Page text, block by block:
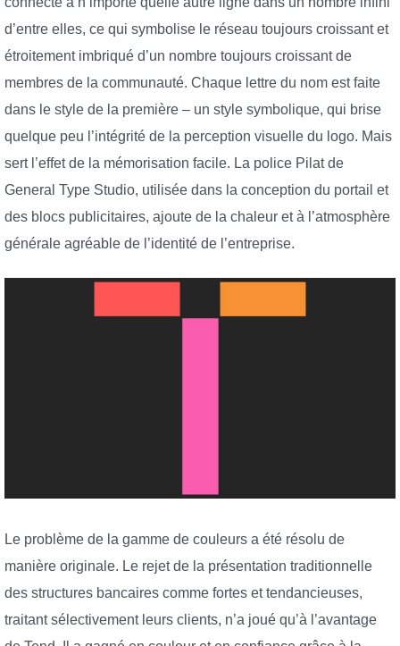
d’entre elles, ce qui symbolise le réseau toujours croissant et
étroitement imbriqué d’un nombre toujours croissant de
membres de la communauté. Chaque lettre du nom est faite
dans le style de la première – un style symbolique, qui brise
quelque peu l’intégrité de la perception visuelle du logo. Mais
sert l’effet de la mémorisation facile. La police Pilat de
General Type Studio, utilisée dans la conception du portail et
des blocs publicitaires, ajoute de la chaleur et à l’atmosphère
générale agréable de l’identité de l’entreprise.
Le problème de la gamme de couleurs a été résolu de
manière originale. Le rejet de la présentation traditionnelle
des structures bancaires comme fortes et tendancieuses,
traitant sélectivement leurs clients, n’a joué qu’à l’avantage